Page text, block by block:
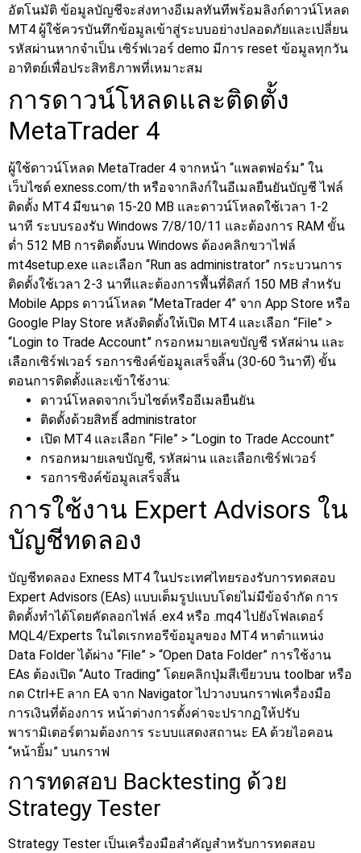
อัตโนมัติ ข้อมูลบัญชีจะส่งทางอีเมลทันทีพร้อมลิงก์ดาวน์โหลด
MT4 ผู้ใช้ควรบันทึกข้อมูลเข้าสู่ระบบอย่างปลอดภัยและเปลี่ยน
รหัสผ่านหากจำเป็น เซิร์ฟเวอร์ demo มีการ reset ข้อมูลทุกวัน
อาทิตย์เพื่อประสิทธิภาพที่เหมาะสม
การดาวน์โหลดและติดตั้ง
MetaTrader 4
ผู้ใช้ดาวน์โหลด MetaTrader 4 จากหน้า “แพลตฟอร์ม” ใน
เว็บไซต์ exness.com/th หรือจากลิงก์ในอีเมลยืนยันบัญชี ไฟล์
ติดตั้ง MT4 มีขนาด 15-20 MB และดาวน์โหลดใช้เวลา 1-2
นาที ระบบรองรับ Windows 7/8/10/11 และต้องการ RAM ขั้น
ต่ำ 512 MB การติดตั้งบน Windows ต้องคลิกขวาไฟล์
mt4setup.exe และเลือก “Run as administrator” กระบวนการ
ติดตั้งใช้เวลา 2-3 นาทีและต้องการพื้นที่ดิสก์ 150 MB สำหรับ
Mobile Apps ดาวน์โหลด “MetaTrader 4” จาก App Store หรือ
Google Play Store หลังติดตั้งให้เปิด MT4 และเลือก “File” >
“Login to Trade Account” กรอกหมายเลขบัญชี รหัสผ่าน และ
เลือกเซิร์ฟเวอร์ รอการซิงค์ข้อมูลเสร็จสิ้น (30-60 วินาที) ขั้น
ตอนการติดตั้งและเข้าใช้งาน:
ดาวน์โหลดจากเว็บไซต์หรืออีเมลยืนยัน
ติดตั้งด้วยสิทธิ์ administrator
เปิด MT4 และเลือก “File” > “Login to Trade Account”
กรอกหมายเลขบัญชี, รหัสผ่าน และเลือกเซิร์ฟเวอร์
รอการซิงค์ข้อมูลเสร็จสิ้น
การใช้งาน Expert Advisors ใน
บัญชีทดลอง
บัญชีทดลอง Exness MT4 ในประเทศไทยรองรับการทดสอบ
Expert Advisors (EAs) แบบเต็มรูปแบบโดยไม่มีข้อจำกัด การ
ติดตั้งทำได้โดยคัดลอกไฟล์ .ex4 หรือ .mq4 ไปยังโฟลเดอร์
MQL4/Experts ในไดเรกทอรีข้อมูลของ MT4 หาตำแหน่ง
Data Folder ได้ผ่าง “File” > “Open Data Folder” การใช้งาน
EAs ต้องเปิด “Auto Trading” โดยคลิกปุ่มสีเขียวบน toolbar หรือ
กด Ctrl+E ลาก EA จาก Navigator ไปวางบนกราฟเครื่องมือ
การเงินที่ต้องการ หน้าต่างการตั้งค่าจะปรากฏให้ปรับ
พารามิเตอร์ตามต้องการ ระบบแสดงสถานะ EA ด้วยไอคอน
“หน้ายิ้ม” บนกราฟ
การทดสอบ Backtesting ด้วย
Strategy Tester
Strategy Tester เป็นเครื่องมือสำคัญสำหรับการทดสอบ